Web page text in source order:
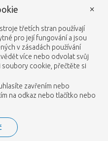
třetích stran používají
pro její fungování a jsou
v zásadách používání
více nebo odvolat svůj
soubory cookie, přečtěte si
zavřením nebo
na odkaz nebo tlačítko nebo
×